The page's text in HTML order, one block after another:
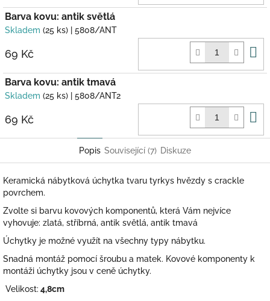
Barva kovu: antik světlá
Skladem (25 ks) | 5808/ANT
69 Kč
Barva kovu: antik tmavá
Skladem (25 ks) | 5808/ANT2
69 Kč
Popis Související (7) Diskuze
Keramická nábytková úchytka tvaru tyrkys hvězdy s crackle
povrchem.
Zvolte si barvu kovových komponentů, která Vám nejvíce
vyhovuje: zlatá, stříbrná, antik světlá, antik tmavá
Úchytky je možné využít na všechny typy nábytku.
Snadná montáž pomocí šroubu a matek. Kovové komponenty k
montáži úchytky jsou v ceně úchytky.
Velikost: 4,8cm